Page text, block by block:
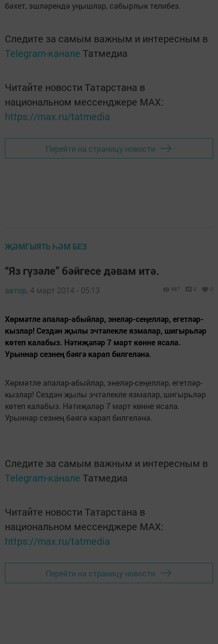
бәхет, эшләрендә уңышлар, сабырлык телибез.
Следите за самым важным и интересным в
Telegram-канале Татмедиа
Читайте новости Татарстана в
национальном мессенджере MАХ:
https://max.ru/tatmedia
Перейти на страницу новости
ҖӘМГЫЯТЬ ҺӘМ БЕЗ
“Яз гүзәле” бәйгесе дәвам итә.
автор, 4 март 2014 - 05:13 687 0 0
Хөрмәтле апалар-абыйлар, энеләр-сеңелләр, егетләр-
кызлар! Сездән җылы эчтәлекле язмалар, шигырьләр
көтеп калабыз. Нәтиҗәләр 7 март көнне ясала.
Урыннар сезнең бәягә карап билгеләнә.
Хөрмәтле апалар-абыйлар, энеләр-сеңелләр, егетләр-
кызлар! Сездән җылы эчтәлекле язмалар, шигырьләр
көтеп калабыз. Нәтиҗәләр 7 март көнне ясала.
Урыннар сезнең бәягә карап билгеләнә.
Следите за самым важным и интересным в
Telegram-канале Татмедиа
Читайте новости Татарстана в
национальном мессенджере MАХ:
https://max.ru/tatmedia
Перейти на страницу новости